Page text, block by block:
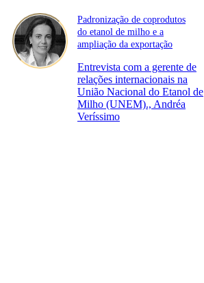
Padronização de coprodutos
do etanol de milho e a
ampliação da exportação
Entrevista com a gerente de
relações internacionais na
União Nacional do Etanol de
Milho (UNEM)., Andréa
Veríssimo